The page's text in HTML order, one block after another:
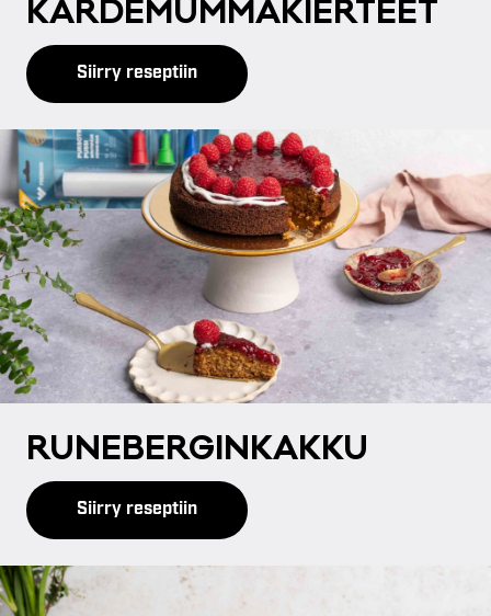
KAR­DE­MUM­MA­KIER­TEET
Siirry reseptiin
RU­NE­BER­GIN­KAK­KU
Siirry reseptiin